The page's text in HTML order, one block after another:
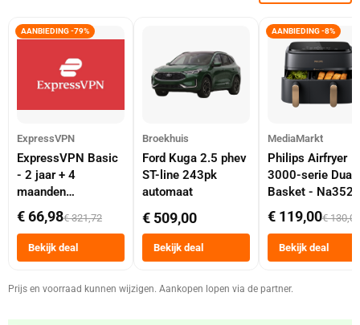
AANBIEDING -79%
ExpressVPN
ExpressVPN Basic
- 2 jaar + 4
maanden
abonnement
€ 66,98€ 321,72
Bekijk deal
Broekhuis
Ford Kuga 2.5 phev
ST-line 243pk
automaat
€ 509,00
Bekijk deal
AANBIEDING -8%
MediaMarkt
Philips Airfryer
3000-serie Dual
Basket -
Dubbele Mand 9
Tot 6 Personen
Heteluchtfriteuse
Zwart
€ 119,00€ 130,00
Bekijk deal
Prijs en voorraad kunnen wijzigen. Aankopen lopen via de partner.